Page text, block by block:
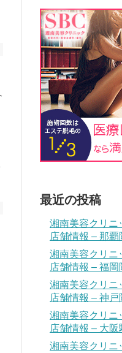
最近の投稿
湘南美容クリニ
店舗情報 – 那覇
湘南美容クリニ
店舗情報 – 福岡
湘南美容クリニ
店舗情報 – 神戸
湘南美容クリニ
店舗情報 – 大阪
湘南美容クリニ